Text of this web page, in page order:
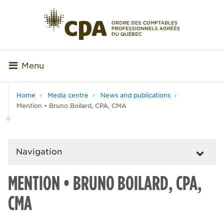
Menu
Home Media centre
News and publications
Mention • Bruno Boilard, CPA, CMA
Navigation
MENTION • BRUNO BOILARD, CPA,
CMA